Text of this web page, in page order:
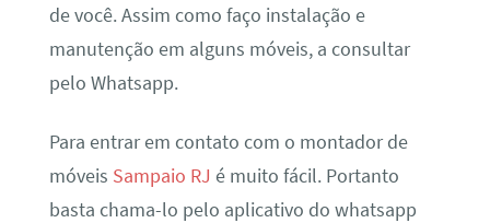
de você. Assim como faço instalação e
manutenção em alguns móveis, a consultar
pelo Whatsapp.
Para entrar em contato com o montador de
móveis Sampaio RJ é muito fácil. Portanto
basta chama-lo pelo aplicativo do whatsapp